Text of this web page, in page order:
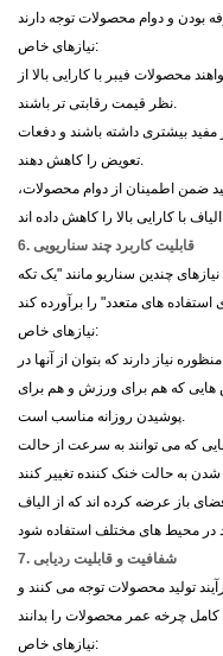
نیازهای خاص:
محصولات فیبر با کارایی بالا از
نظر قیمت رقابتی تر باشند.
بیشتری داشته باشند و دفعات
تعویض را کاهش دهند.
ضمن اطمینان از دوام محصولات،
6. قابلیت کاربرد چند سناریویی
چندین سناریو مانند "یک تکه
نیازهای خاص:
نیاز دارند که بتوان از آنها در
هایی که هم برای ورزش و هم برای
پوشیدن روزانه مناسب است.
که می توانند به سرعت از حالت
باز عرضه کرده اند که از الیاف
7. شفافیت و قابلیت ردیابی
تولید محصولات توجه می کنند و
نیازهای خاص: